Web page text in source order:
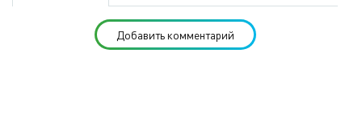
Добавить комментарий